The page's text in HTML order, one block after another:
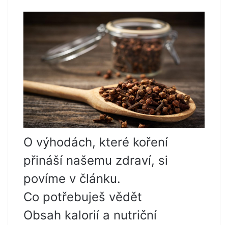
O výhodách, které koření
přináší našemu zdraví, si
povíme v článku.
Co potřebuješ vědět
Obsah kalorií a nutriční